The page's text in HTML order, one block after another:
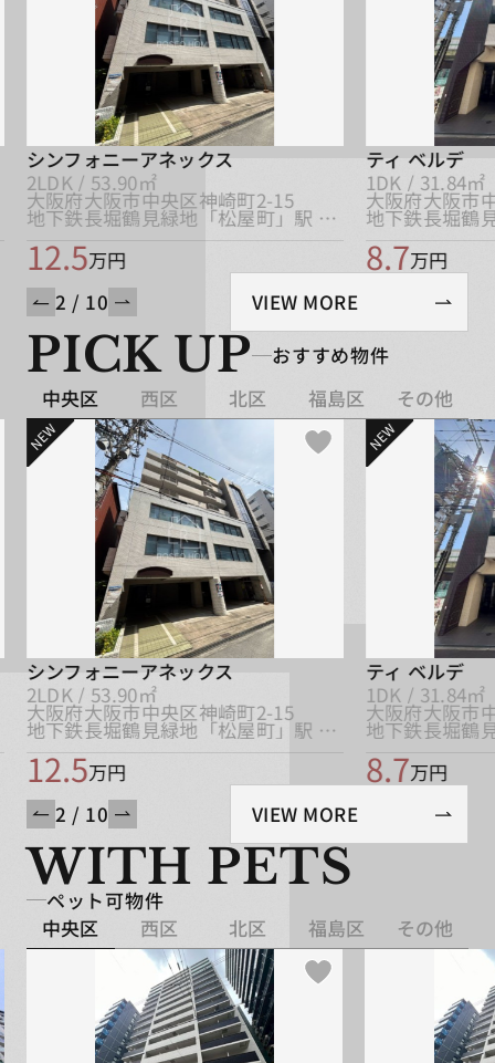
シンフォニーアネックス
2LDK / 53.90㎡
大阪府大阪市中央区神崎町2-15
地下鉄長堀鶴見緑地「松屋町」駅 徒歩3分
12.5万円
ティ ベルデ
1DK / 31.84㎡
大阪府大阪市
8.7万円
2 / 10
VIEW MORE
PICK UP
おすすめ物件
中央区
西区 北区 福島区 その他
NEW
シンフォニーアネックス
2LDK / 53.90㎡
大阪府大阪市中央区神崎町2-15
地下鉄長堀鶴見緑地「松屋町」駅 徒歩3分
12.5万円
NEW
ティ ベルデ
1DK / 31.84㎡
大阪府大阪市
8.7万円
2 / 10
VIEW MORE
WITH PETS
ペット可物件
中央区
西区 北区 福島区 その他